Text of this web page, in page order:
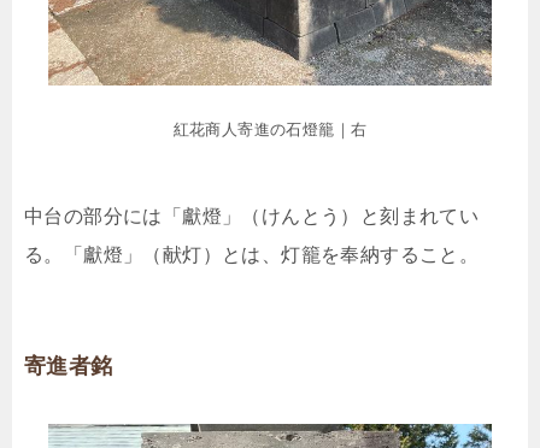
紅花商人寄進の石燈籠｜右
中台の部分には「獻燈」（けんとう）と刻まれてい
る。「獻燈」（献灯）とは、灯籠を奉納すること。
寄進者銘